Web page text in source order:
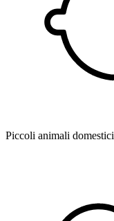
Piccoli animali domestici